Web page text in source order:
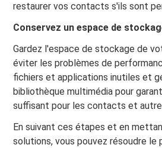
restaurer vos contacts s'ils sont
Conservez un espace de
Gardez l'espace de stockage de
éviter les problèmes de
fichiers et applications inutiles et
bibliothèque multimédia pour
suffisant pour les contacts et
En suivant ces étapes et en
solutions, vous pouvez résoudre le